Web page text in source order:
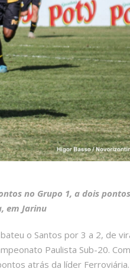
no Grupo 1, a dois
em Jarinu
o Santos por 3 a 2, de
Paulista Sub-20.
atrás da líder Ferroviária.